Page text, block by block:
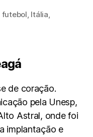
futebol, Itália,
de coração.
pela Unesp,
Astral, onde foi
implantação e